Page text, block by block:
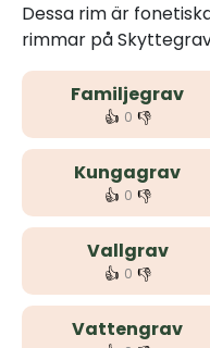
Dessa rim är
rimmar på
Familjegrav
👍 0 👎
Kungagrav
👍 0 👎
Vallgrav
👍 0 👎
Vattengrav